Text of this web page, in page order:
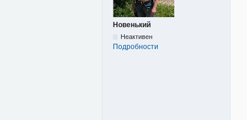
Новенький
Неактивен
Подробности